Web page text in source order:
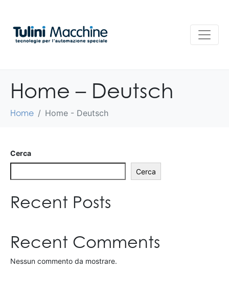
Home – Deutsch
Home Home - Deutsch
Cerca
Cerca
Recent Posts
Recent Comments
Nessun commento da mostrare.